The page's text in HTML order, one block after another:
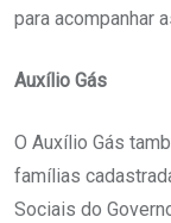
para acompanhar
Auxílio Gás
O Auxílio Gás
famílias
Sociais do